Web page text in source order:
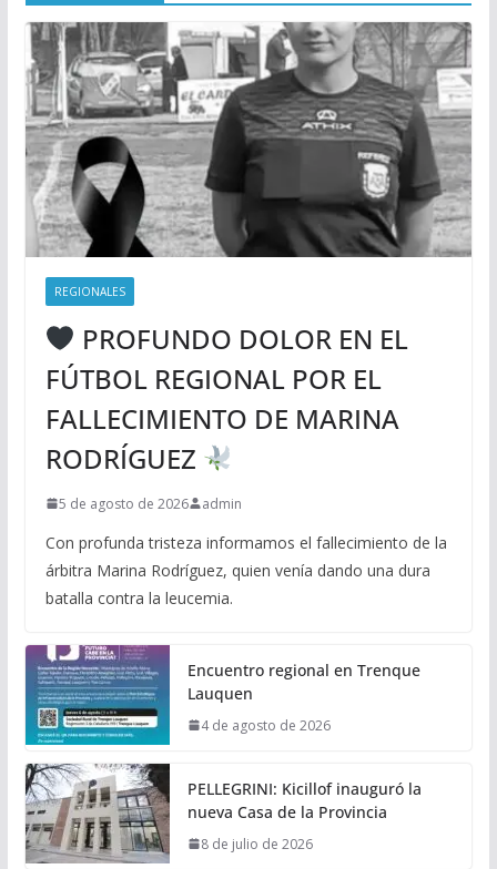
REGIONALES
PROFUNDO DOLOR EN EL
FÚTBOL REGIONAL POR EL
FALLECIMIENTO DE MARINA
RODRÍGUEZ
5 de agosto de 2026 admin
Con profunda tristeza informamos el fallecimiento de la
árbitra Marina Rodríguez, quien venía dando una dura
batalla contra la leucemia.
Encuentro regional en Trenque
Lauquen
4 de agosto de 2026
PELLEGRINI: Kicillof inauguró la
nueva Casa de la Provincia
8 de julio de 2026